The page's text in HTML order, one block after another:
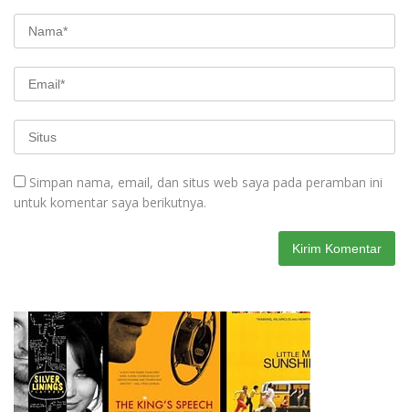
Simpan nama, email, dan situs web saya pada peramban ini
untuk komentar saya berikutnya.